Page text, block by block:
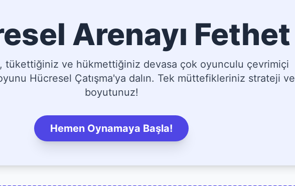
Arenayı Fethet
tükettiğiniz ve hükmettiğiniz devasa çok oyunculu çevrimiçi
Hücresel Çatışma'ya dalın. Tek müttefikleriniz strateji ve
boyutunuz!
Hemen Oynamaya Başla!